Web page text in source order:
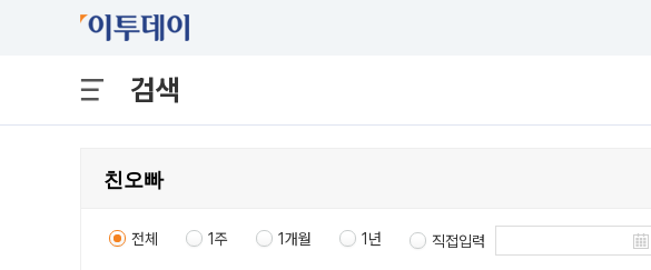
검색
전체 1주 1개월 1년 직접입력